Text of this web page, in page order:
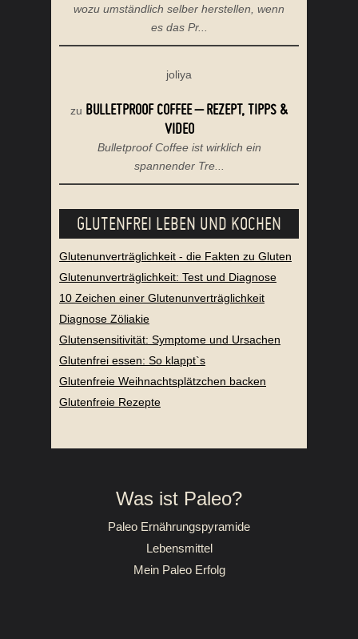
wozu umständlich selber herstellen, wenn
es das Pr...
joliya
zu BULLETPROOF COFFEE – REZEPT, TIPPS &
VIDEO
Bulletproof Coffee ist wirklich ein
spannender Tre...
GLUTENFREI LEBEN UND KOCHEN
Glutenunverträglichkeit - die Fakten zu Gluten
Glutenunverträglichkeit: Test und Diagnose
10 Zeichen einer Glutenunverträglichkeit
Diagnose Zöliakie
Glutensensitivität: Symptome und Ursachen
Glutenfrei essen: So klappt`s
Glutenfreie Weihnachtsplätzchen backen
Glutenfreie Rezepte
Was ist Paleo?
Paleo Ernährungspyramide
Lebensmittel
Mein Paleo Erfolg